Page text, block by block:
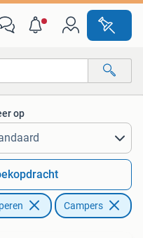
op
Campers